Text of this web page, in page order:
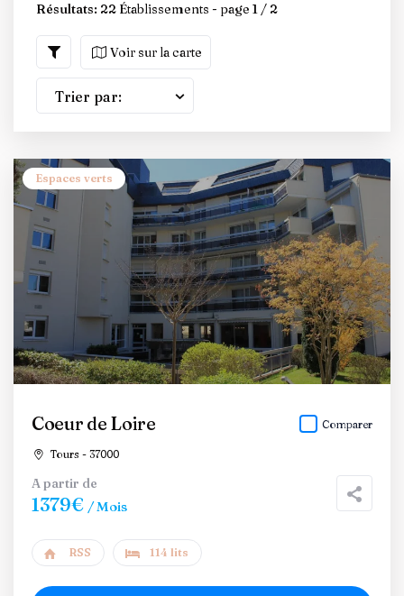
Résultats: 22 Établissements - page 1 / 2
Voir sur la carte
Trier par:
Espaces verts
Coeur de Loire
Tours - 37000
Comparer
A partir de
1379€ / Mois
RSS 114 lits